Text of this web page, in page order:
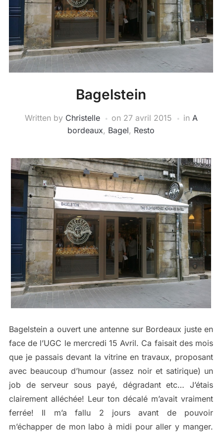
Bagelstein
Written by Christelle on 27 avril 2015 in A
bordeaux, Bagel, Resto
Bagelstein a ouvert une antenne sur Bordeaux juste en
face de l’UGC le mercredi 15 Avril. Ca faisait des mois
que je passais devant la vitrine en travaux, proposant
avec beaucoup d’humour (assez noir et satirique) un
job de serveur sous payé, dégradant etc… J’étais
clairement alléchée! Leur ton décalé m’avait vraiment
ferrée! Il m’a fallu 2 jours avant de pouvoir
m’échapper de mon labo à midi pour aller y manger.